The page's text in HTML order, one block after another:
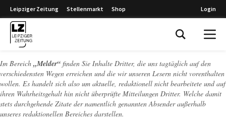
Leipziger Zeitung Stellenmarkt Shop Login
Im Bereich „Melder“ finden Sie Inhalte Dritter, die uns tagtäglich auf den
verschiedensten Wegen erreichen und die wir unseren Lesern nicht vorenthalten
wollen. Es handelt sich also um aktuelle, redaktionell nicht bearbeitete und auf
ihren Wahrheitsgehalt hin nicht überprüfte Mitteilungen Dritter. Welche damit
stets durchgehende Zitate der namentlich genannten Absender außerhalb
unseres redaktionellen Bereiches darstellen.